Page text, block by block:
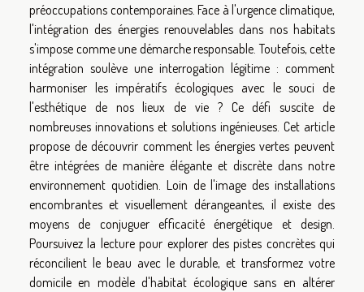
préoccupations contemporaines. Face à l'urgence climatique,
l'intégration des énergies renouvelables dans nos habitats
s'impose comme une démarche responsable. Toutefois, cette
intégration soulève une interrogation légitime : comment
harmoniser les impératifs écologiques avec le souci de
l'esthétique de nos lieux de vie ? Ce défi suscite de
nombreuses innovations et solutions ingénieuses. Cet article
propose de découvrir comment les énergies vertes peuvent
être intégrées de manière élégante et discrète dans notre
environnement quotidien. Loin de l'image des installations
encombrantes et visuellement dérangeantes, il existe des
moyens de conjuguer efficacité énergétique et design.
Poursuivez la lecture pour explorer des pistes concrètes qui
réconcilient le beau avec le durable, et transformez votre
domicile en modèle d'habitat écologique sans en altérer